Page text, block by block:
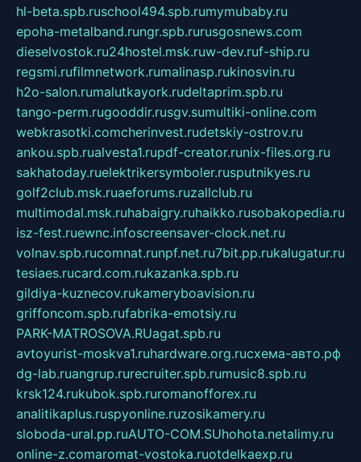
hl-beta.spb.ruschool494.spb.rumymubaby.ru
epoha-metalband.rungr.spb.rurusgosnews.com
dieselvostok.ru24hostel.msk.ruw-dev.ruf-ship.ru
regsmi.rufilmnetwork.rumalinasp.rukinosvin.ru
h2o-salon.rumalutkayork.rudeltaprim.spb.ru
tango-perm.rugooddir.rusgv.sumultiki-online.com
webkrasotki.comcherinvest.rudetskiy-ostrov.ru
ankou.spb.rualvesta1.rupdf-creator.runix-files.org.ru
sakhatoday.ruelektrikersymboler.rusputnikyes.ru
golf2club.msk.ruaeforums.ruzallclub.ru
multimodal.msk.ruhabaigry.ruhaikko.rusobakopedia.ru
isz-fest.ruewnc.infoscreensaver-clock.net.ru
volnav.spb.rucomnat.runpf.net.ru7bit.pp.rukalugatur.ru
tesiaes.rucard.com.rukazanka.spb.ru
gildiya-kuznecov.rukameryboavision.ru
griffoncom.spb.rufabrika-emotsiy.ru
PARK-MATROSOVA.RUagat.spb.ru
avtoyurist-moskva1.ruhardware.org.ruсхема-авто.рф
dg-lab.ruangrup.rurecruiter.spb.rumusic8.spb.ru
krsk124.rukubok.spb.ruromanofforex.ru
analitikaplus.ruspyonline.ruzosikamery.ru
sloboda-ural.pp.ruAUTO-COM.SUhohota.netalimy.ru
online-z.comaromat-vostoka.ruotdelkaexp.ru